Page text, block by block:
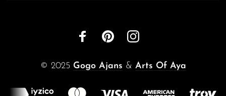
© 2025 Gogo Ajans & Arts Of Aya